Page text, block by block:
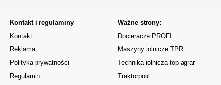
Kontakt i regulaminy
Kontakt
Reklama
Polityka prywatności
Regulamin
Ważne strony:
Docieracze PROFI
Maszyny rolnicze TPR
Technika rolnicza top agrar
Traktorpool